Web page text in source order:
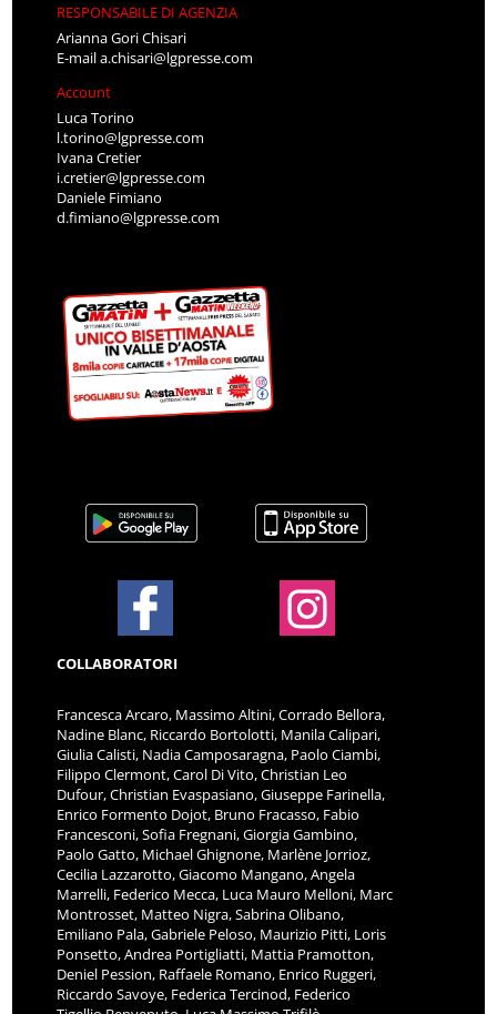
RESPONSABILE DI AGENZIA
Arianna Gori Chisari
E-maila.chisari@lgpresse.com
Account
Luca Torino
l.torino@lgpresse.com
Ivana Cretier
i.cretier@lgpresse.com
Daniele Fimiano
d.fimiano@lgpresse.com
COLLABORATORI
Francesca Arcaro, Massimo Altini, Corrado Bellora,
Nadine Blanc, Riccardo Bortolotti, Manila Calipari,
Giulia Calisti, Nadia Camposaragna, Paolo Ciambi,
Filippo Clermont, Carol Di Vito, Christian Leo
Dufour, Christian Evaspasiano, Giuseppe Farinella,
Enrico Formento Dojot, Bruno Fracasso, Fabio
Francesconi, Sofia Fregnani, Giorgia Gambino,
Paolo Gatto, Michael Ghignone, Marlène Jorrioz,
Cecilia Lazzarotto, Giacomo Mangano, Angela
Marrelli, Federico Mecca, Luca Mauro Melloni, Marc
Montrosset, Matteo Nigra, Sabrina Olibano,
Emiliano Pala, Gabriele Peloso, Maurizio Pitti, Loris
Ponsetto, Andrea Portigliatti, Mattia Pramotton,
Deniel Pession, Raffaele Romano, Enrico Ruggeri,
Riccardo Savoye, Federica Tercinod, Federico